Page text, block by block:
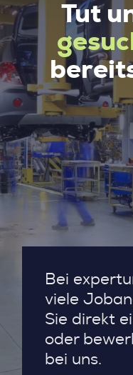
Tut
Bei
viele
Sie direkt
oder
bei uns.